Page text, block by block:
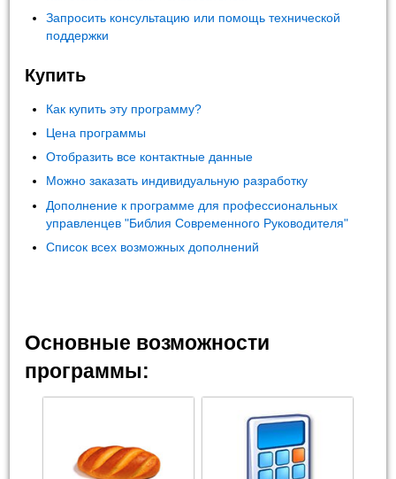
Запросить консультацию или помощь технической
поддержки
Купить
Как купить эту программу?
Цена программы
Отобразить все контактные данные
Можно заказать индивидуальную разработку
Дополнение к программе для профессиональных
управленцев "Библия Современного Руководителя"
Список всех возможных дополнений
Основные возможности
программы: